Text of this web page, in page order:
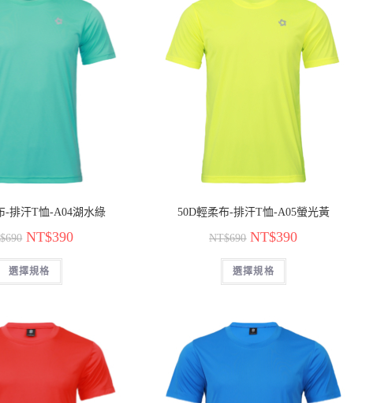
-排汗T恤-A04湖水綠
690 NT$390
選擇規格
50D輕柔布-排汗T恤-A05螢光黃
NT$690 NT$390
選擇規格